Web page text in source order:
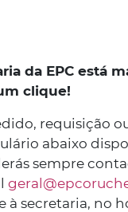
da EPC está
clique!
requisição
abaixo
sempre
à secretaria, no